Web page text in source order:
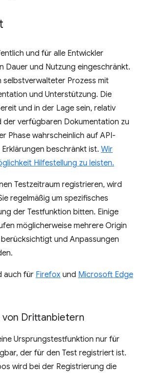
und für alle Entwickler
Dauer und Nutzung eingeschränkt.
selbstverwalteter Prozess mit
und Unterstützung. Die
und in der Lage sein, relativ
der verfügbaren Dokumentation zu
Phase wahrscheinlich auf API-
beschränkt ist. Wir
Hilfestellung zu leisten.
Testzeitraum registrieren, wird
regelmäßig um spezifisches
der Testfunktion bitten. Einige
möglicherweise mehrere Origin
und Anpassungen
auch für Firefox und Microsoft Edge
Drittanbietern
Ursprungstestfunktion nur für
der für den Test registriert ist.
wird bei der Registrierung die